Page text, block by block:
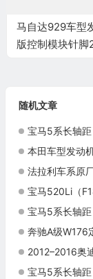
马自达929车型
版控制模块针
随机文章
宝马5系长轴距（
本田车型发动
法拉利车系原
宝马520Li（
宝马5系长轴
奔驰A级W176
2012–2016奥
宝马5系长轴距